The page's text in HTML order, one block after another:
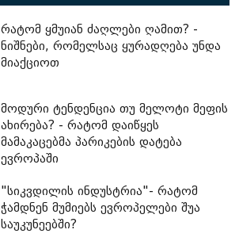
რატომ ყმუიან ძაღლები ღამით? -
ნიშნები, რომელსაც ყურადღება უნდა
მიაქციოთ
მოდური ტენდენცია თუ მელოტი მეფის
ახირება? - რატომ დაიწყეს
მამაკაცებმა პარიკების დატება
ევროპაში
"სიკვდილის ინდუსტრია"- რატომ
ჭამდნენ მუმიებს ევროპელები შუა
საუკუნეებში?